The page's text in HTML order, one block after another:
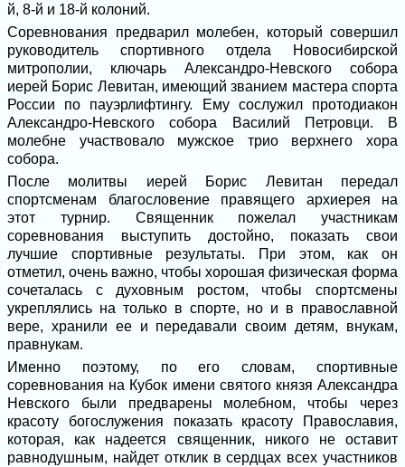
й, 8-й и 18-й колоний.
Соревнования предварил молебен, который совершил
руководитель спортивного отдела Новосибирской
митрополии, ключарь Александро-Невского собора
иерей Борис Левитан, имеющий званием мастера спорта
России по пауэрлифтингу. Ему сослужил протодиакон
Александро-Невского собора Василий Петровци. В
молебне участвовало мужское трио верхнего хора
собора.
После молитвы иерей Борис Левитан передал
спортсменам благословение правящего архиерея на
этот турнир. Священник пожелал участникам
соревнования выступить достойно, показать свои
лучшие спортивные результаты. При этом, как он
отметил, очень важно, чтобы хорошая физическая форма
сочеталась с духовным ростом, чтобы спортсмены
укреплялись на только в спорте, но и в православной
вере, хранили ее и передавали своим детям, внукам,
правнукам.
Именно поэтому, по его словам, спортивные
соревнования на Кубок имени святого князя Александра
Невского были предварены молебном, чтобы через
красоту богослужения показать красоту Православия,
которая, как надеется священник, никого не оставит
равнодушным, найдет отклик в сердцах всех участников